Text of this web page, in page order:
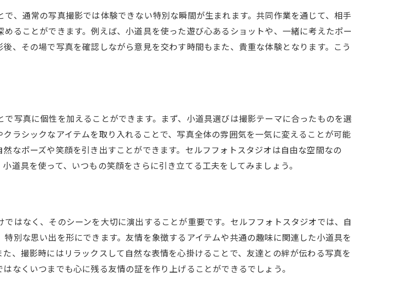
ォトスタジオでのポートレート撮影技法
面を映し出す小道具の選び方
立たせる背景の選び方
ォトスタジオでの撮影アイデア共有
スタジオで友情を深める撮影方法
ォトスタジオでの双方向コミュニケーション
い出を作るための撮影テーマ
思い出話に花を咲かせる方法
フォトスタジオで思い出を共有する楽しさ
ォトスタジオでの撮影後の写真共有
、通常の写真撮影では体験できない特別な瞬間が生まれます。共同作業を通じて、相手
ることができます。例えば、小道具を使った遊び心あるショットや、一緒に考えたポー
、その場で写真を確認しながら意見を交わす時間もまた、貴重な体験となります。こう
写真に個性を加えることができます。まず、小道具選びは撮影テーマに合ったものを選
ラシックなアイテムを取り入れることで、写真全体の雰囲気を一気に変えることが可能
なポーズや笑顔を引き出すことができます。セルフフォトスタジオは自由な空間なの
道具を使って、いつもの笑顔をさらに引き立てる工夫をしてみましょう。
はなく、そのシーンを大切に演出することが重要です。セルフフォトスタジオでは、自
別な思い出を形にできます。友情を象徴するアイテムや共通の趣味に関連した小道具を
、撮影時にはリラックスして自然な表情を心掛けることで、友達との絆が伝わる写真を
なくいつまでも心に残る友情の証を作り上げることができるでしょう。